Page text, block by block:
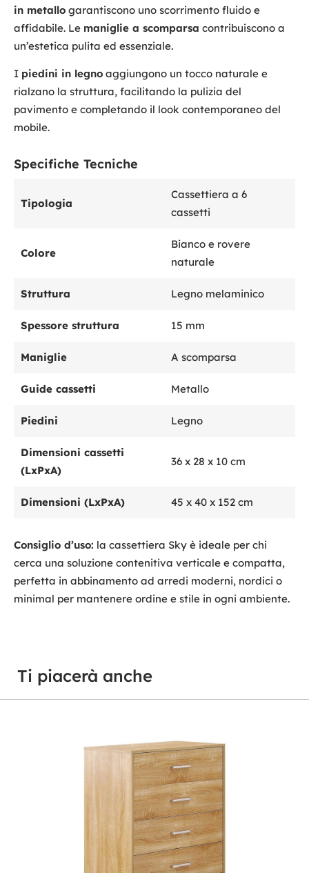
in metallo garantiscono uno scorrimento fluido e
affidabile. Le maniglie a scomparsa contribuiscono a
un’estetica pulita ed essenziale.
I piedini in legno aggiungono un tocco naturale e
rialzano la struttura, facilitando la pulizia del
pavimento e completando il look contemporaneo del
mobile.
Specifiche Tecniche
Tipologia
Cassettiera a 6
cassetti
Colore
Bianco e rovere
naturale
Struttura Legno melaminico
Spessore struttura 15 mm
Maniglie A scomparsa
Guide cassetti Metallo
Piedini Legno
Dimensioni cassetti
(LxPxA)
36 x 28 x 10 cm
Dimensioni (LxPxA) 45 x 40 x 152 cm
Consiglio d’uso: la cassettiera Sky è ideale per chi
cerca una soluzione contenitiva verticale e compatta,
perfetta in abbinamento ad arredi moderni, nordici o
minimal per mantenere ordine e stile in ogni ambiente.
Ti piacerà anche